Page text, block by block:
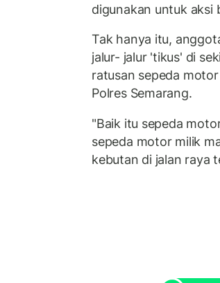
digunakan untuk aksi
Tak hanya itu,
jalur- jalur 'tikus' di
ratusan sepeda
Polres Semarang.
"Baik itu sepeda
sepeda motor milik
kebutan di jalan raya